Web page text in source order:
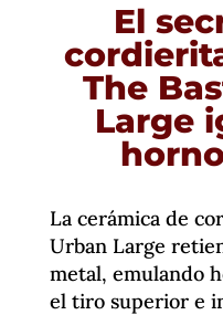
El
The
Large
La cerámica de
Urban Large
metal, emulando
el tiro superior e